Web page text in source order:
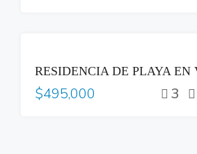
$495,000 3